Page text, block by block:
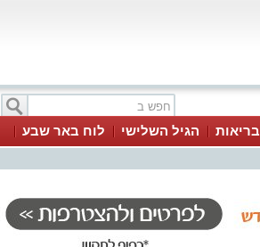
בריאות הגיל השלישי
לוח באר שבע